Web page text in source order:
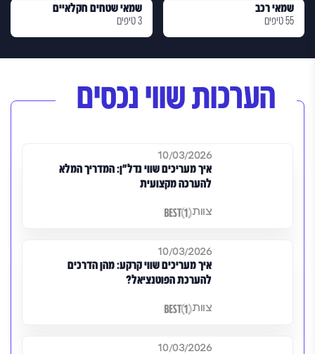
שמאי רכב
55 טיפים
שמאי שטחים חקלאיים
3 טיפים
הערכות שווי נכסים
10/03/2026
איך מעריכים שווי נדל"ן: המדריך המלא
להערכה מקצועית
צוות
10/03/2026
איך מעריכים שווי קרקע: מהן הדרכים
להערכת הפוטנציאל?
צוות
10/03/2026